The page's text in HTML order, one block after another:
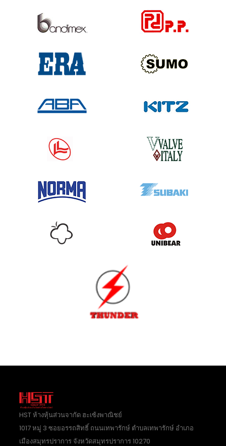
HST ห้างหุ้นส่วนจากัด ฮะเซ้งพาณิชย์
1017 หมู่ 3 ซอยอรรถสิทธิ์ ถนนเทพารักษ์ ตำบลเทพารักษ์ อำเภอ
เมืองสมุทรปราการ จังหวัดสมุทรปราการ 10270